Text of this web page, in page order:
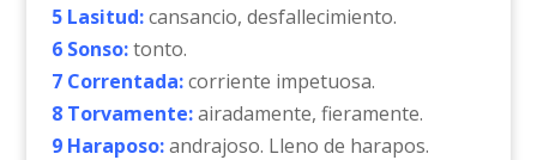
5 Lasitud:cansancio, desfallecimiento.
6 Sonso:tonto.
7 Correntada:corriente impetuosa.
8 Torvamente:airadamente, fieramente.
9 Haraposo: andrajoso. Lleno de harapos.